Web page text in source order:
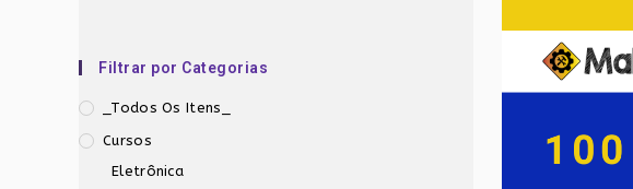
Filtrar por Categorias
_Todos Os Itens_
Cursos
Eletrônica